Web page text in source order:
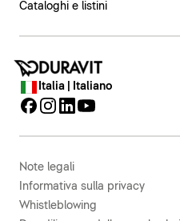
Cataloghi e listini
Italia | Italiano
Note legali
Informativa sulla privacy
Whistleblowing